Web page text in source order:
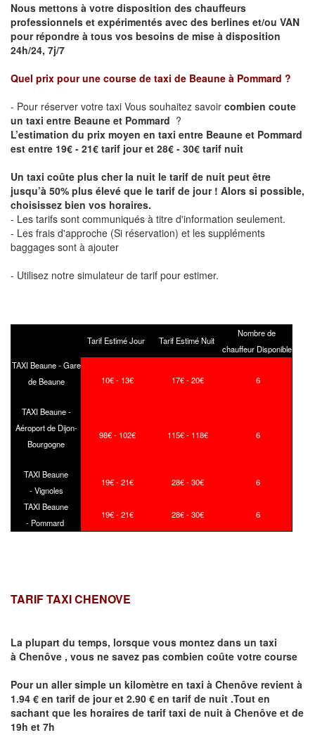
Nous mettons à votre disposition des chauffeurs
professionnels et expérimentés avec des berlines et/ou VAN
pour répondre à tous vos besoins de mise à disposition
24h/24, 7j/7
Quel prix pour une course de taxi de Beaune à Pommard ?
- Pour réserver votre taxi Vous souhaitez savoir combien coute
un taxi entre Beaune et Pommard ?
L’estimation du prix moyen en taxi entre Beaune et Pommard
est entre 19€ - 21€ tarif jour et 28€ - 30€ tarif nuit
Un taxi coûte plus cher la nuit le tarif de nuit peut être
jusqu’à 50% plus élevé que le tarif de jour ! Alors si possible,
choisissez bien vos horaires.
- Les tarifs sont communiqués à titre d'information seulement.
- Les frais d'approche (Si réservation) et les suppléments
baggages sont à ajouter
- Utilisez notre simulateur de tarif pour estimer.
Tarif Estimé Jour Tarif Estimé Nuit
Nombre de
chauffeur Disponible
TAXI Beaune - Gare
de Beaune
10€ - 13€ 17€ - 20€ 6
TAXI Beaune -
Aéroport de Dijon-
Bourgogne
98€ - 102€ 115€ - 118€ 6
TAXI Beaune
- Vignoles
19€ - 21€ 28€ - 30€ 6
TAXI Beaune
- Pommard
19€ - 21€ 28€ - 30€ 6
TARIF TAXI CHENOVE
La plupart du temps, lorsque vous montez dans un taxi
à Chenôve , vous ne savez pas combien coûte votre course
Pour un aller simple un kilomètre en taxi à Chenôve revient à
1.94 € en tarif de jour et 2.90 € en tarif de nuit .Tout en
sachant que les horaires de tarif taxi de nuit à Chenôve et de
19h et 7h